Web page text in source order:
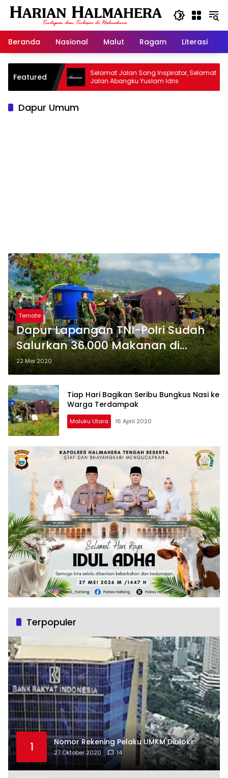
Langsung
Beranda
Nasional Malut Ragam Literasi
Featured
Warisan
Selamat Jalan Sang Inspirator, Selamat
Jalan Abangku Yuslam Idris
Dapur Umum
Ternate
Dapur Lapangan TNI-Polri Sudah
Salurkan 36.000 Makanan di
Ternate
22 Mei 2020
Tiap Hari Bagikan Seribu Bungkus Nasi ke
Warga Terdampak
Maluku Utara 16 April 2020
Terpopuler
1 Nomor Rekening Pelaku UMKM Diblokir
27 Oktober 2020 14